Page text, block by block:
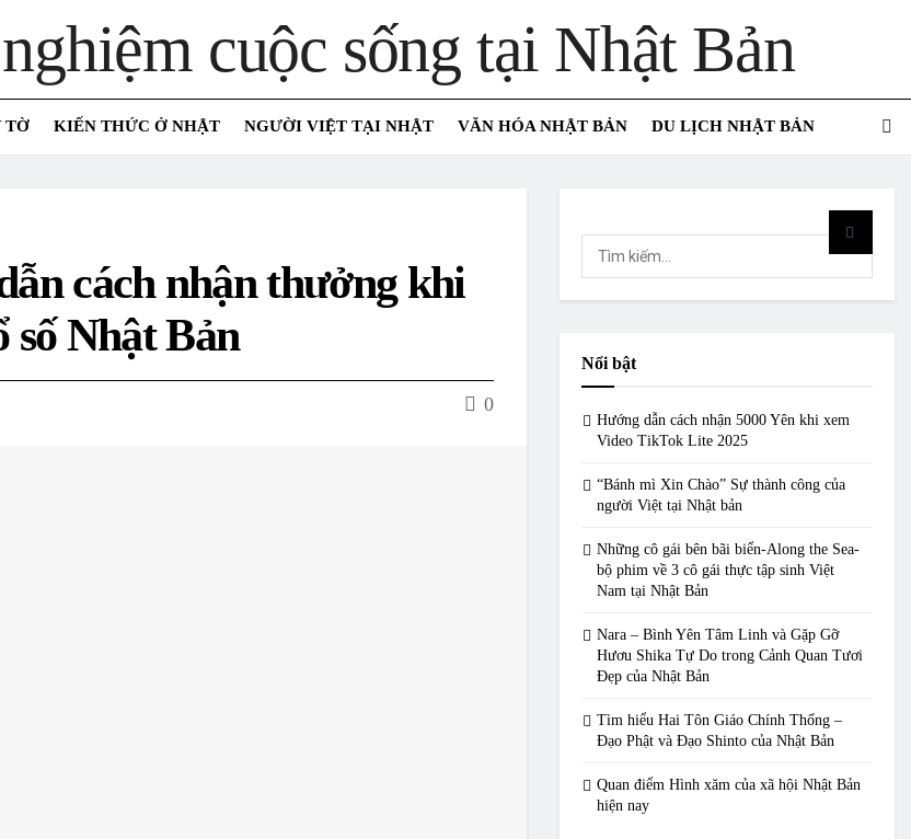
TỜ KIẾN THỨC Ở NHẬT NGƯỜI VIỆT TẠI NHẬT VĂN HÓA NHẬT BẢN DU LỊCH NHẬT BẢN
cách nhận thưởng khi
số Nhật Bản
0
Nổi bật
Hướng dẫn cách nhận 5000 Yên khi xem
Video TikTok Lite 2025
“Bánh mì Xin Chào” Sự thành công của
người Việt tại Nhật bản
Những cô gái bên bãi biển-Along the Sea-
bộ phim về 3 cô gái thực tập sinh Việt
Nam tại Nhật Bản
Nara – Bình Yên Tâm Linh và Gặp Gỡ
Hươu Shika Tự Do trong Cảnh Quan Tươi
Đẹp của Nhật Bản
Tìm hiểu Hai Tôn Giáo Chính Thống –
Đạo Phật và Đạo Shinto của Nhật Bản
Quan điểm Hình xăm của xã hội Nhật Bản
hiện nay